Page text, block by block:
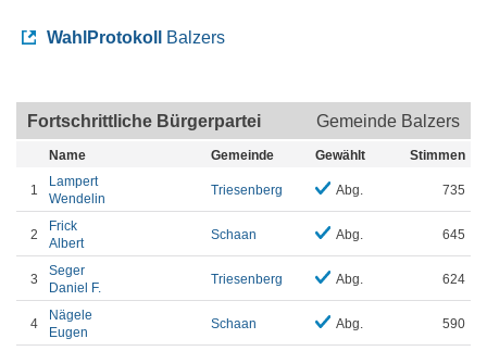
WahlProtokoll Balzers
Fortschrittliche Bürgerpartei Gemeinde Balzers
Name Gemeinde Gewählt Stimmen
1
Lampert
Wendelin
Triesenberg Abg. 735
2
Frick
Albert
Schaan Abg. 645
3
Seger
Daniel F.
Triesenberg Abg. 624
4
Nägele
Eugen
Schaan Abg. 590